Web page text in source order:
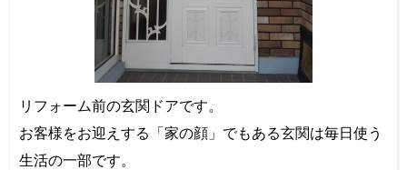
リフォーム前の玄関ドアです。
お客様をお迎えする「家の顔」でもある玄関は毎日使う
生活の一部です。